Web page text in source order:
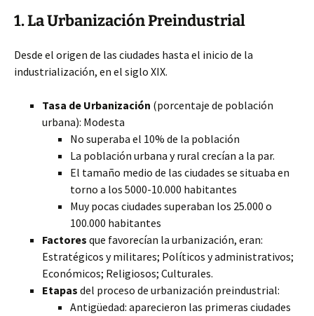
1. La Urbanización Preindustrial
Desde el origen de las ciudades hasta el inicio de la
industrialización, en el siglo XIX.
Tasa de Urbanización (porcentaje de población
urbana): Modesta
No superaba el 10% de la población
La población urbana y rural crecían a la par.
El tamaño medio de las ciudades se situaba en
torno a los 5000-10.000 habitantes
Muy pocas ciudades superaban los 25.000 o
100.000 habitantes
Factores que favorecían la urbanización, eran:
Estratégicos y militares; Políticos y administrativos;
Económicos; Religiosos; Culturales.
Etapas del proceso de urbanización preindustrial:
Antigüedad: aparecieron las primeras ciudades